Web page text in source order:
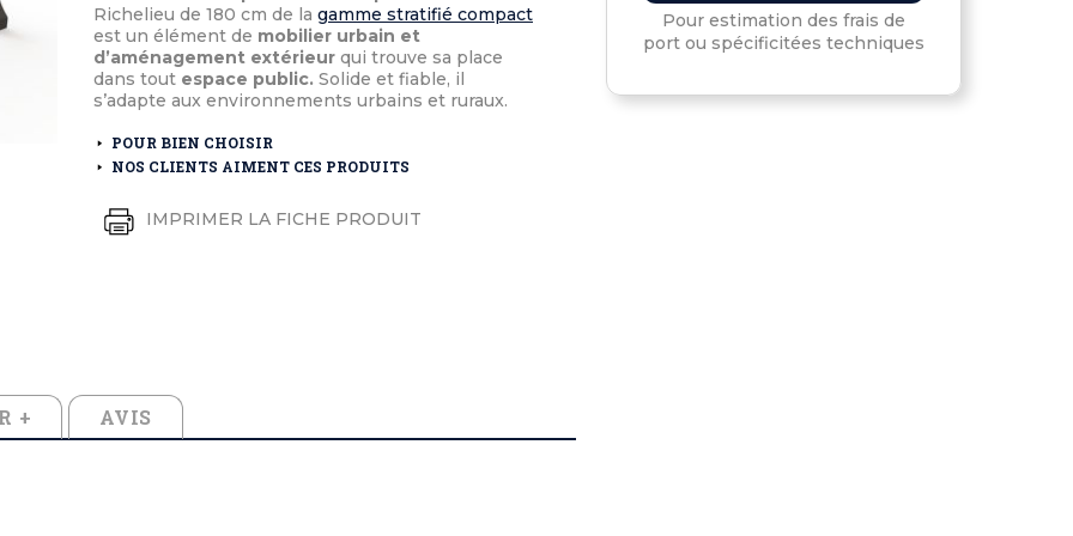
extérieurs
extérieurs
et médaille d'honneur
cérémonies
Richelieu de 180 cm de la gamme stratifié compact
est un élément de mobilier urbain et
d’aménagement extérieur qui trouve sa place
dans tout espace public. Solide et fiable, il
s’adapte aux environnements urbains et ruraux.
POUR BIEN CHOISIR
NOS CLIENTS AIMENT CES PRODUITS
IMPRIMER LA FICHE PRODUIT
+ AVIS
Pour estimation des frais de
port ou spécificitées techniques